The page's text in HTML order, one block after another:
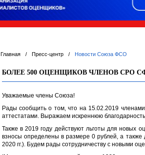
Главная / Пресс-центр / Новости Союза ФСО
БОЛЕЕ 500 ОЦЕНЩИКОВ ЧЛЕНОВ СРО
Уважаемые члены Союза!
Рады сообщить о том, что на 15.02.2019
аттестатами. Выражаем искреннюю
Также в 2019 году действуют льготы для новых
взносы определены в размере 0 рублей, а также
2020 гг.). Будем рады сотрудничеству с новыми